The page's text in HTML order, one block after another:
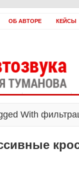
ОБ АВТОРЕ КЕЙСЫ
Заработать!
With